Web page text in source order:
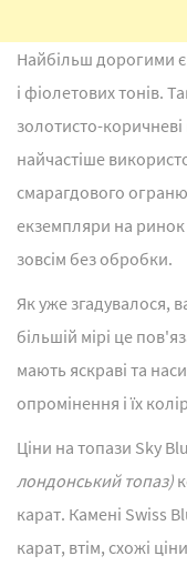
Найбільш дорогими
і фіолетових тонів.
золотисто-
найчастіше
смарагдового
екземпляри на
зовсім без обробки.
Як уже згадувалося,
більшій мірі це
мають яскраві та
опромінення і їх
Ціни на топази Sky
лондонський топаз)
карат. Камені Swiss
карат, втім, схожі